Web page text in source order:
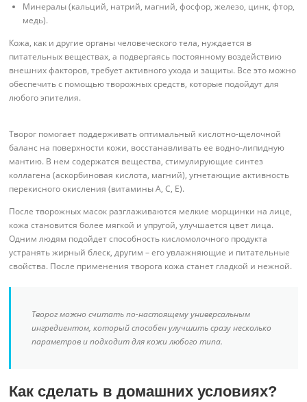
Минералы (кальций, натрий, магний, фосфор, железо, цинк, фтор,
медь).
Кожа, как и другие органы человеческого тела, нуждается в
питательных веществах, а подвергаясь постоянному воздействию
внешних факторов, требует активного ухода и защиты. Все это можно
обеспечить с помощью творожных средств, которые подойдут для
любого эпителия.
Творог помогает поддерживать оптимальный кислотно-щелочной
баланс на поверхности кожи, восстанавливать ее водно-липидную
мантию. В нем содержатся вещества, стимулирующие синтез
коллагена (аскорбиновая кислота, магний), угнетающие активность
перекисного окисления (витамины A, C, E).
После творожных масок разглаживаются мелкие морщинки на лице,
кожа становится более мягкой и упругой, улучшается цвет лица.
Одним людям подойдет способность кисломолочного продукта
устранять жирный блеск, другим – его увлажняющие и питательные
свойства. После применения творога кожа станет гладкой и нежной.
Творог можно считать по-настоящему универсальным
ингредиентом, который способен улучшить сразу несколько
параметров и подходит для кожи любого типа.
Как сделать в домашних условиях?